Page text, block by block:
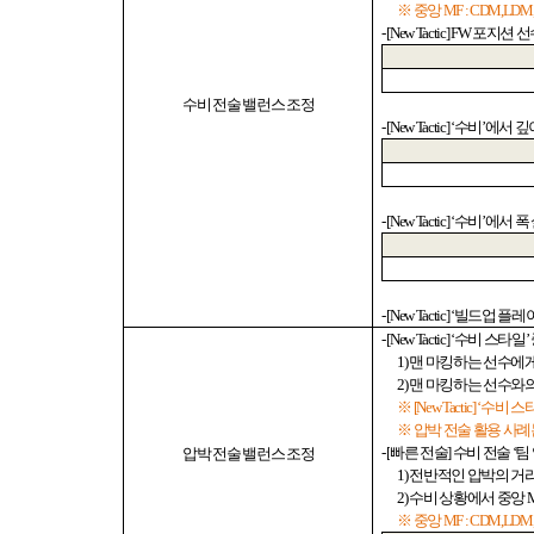
수비 전술 밸런스 조정
※ 중앙MF :
- [New Tactic] FW포지션
- [New Tactic] ‘수비’에서 깊
- [New Tactic] ‘수비’에서 폭
- [New Tactic] ‘빌드업 플레
압박 전술 밸런스 조정
- [New Tactic] ‘수비 스타일’
1)맨 마킹하는 선수에
2)맨 마킹하는 선수와
※ [New Tactic] ‘수비 스
※ 압박 전술 활용 사
- [빠른 전술]수비 전술 ‘팀
1)전반적인 압박의 거
2)수비 상황에서 중앙
※ 중앙MF :